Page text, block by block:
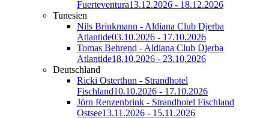
Fuerteventura13.12.2026 - 18.12.2026
Tunesien
Nils Brinkmann - Aldiana Club Djerba
Atlantide03.10.2026 - 17.10.2026
Tomas Behrend - Aldiana Club Djerba
Atlantide18.10.2026 - 23.10.2026
Deutschland
Ricki Osterthun - Strandhotel
Fischland10.10.2026 - 17.10.2026
Jörn Renzenbrink - Strandhotel Fischland
Ostsee13.11.2026 - 15.11.2026